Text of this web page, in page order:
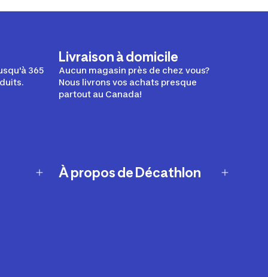
365
Livraison à domicile
Aucun magasin près de chez vous?
Nous livrons vos achats presque
partout au Canada!
À propos de Décathlon